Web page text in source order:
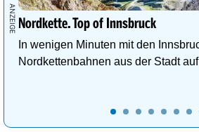
Nordkette. Top of Innsbruck
In wenigen Minuten mit den
Nordkettenbahnen aus der Stadt